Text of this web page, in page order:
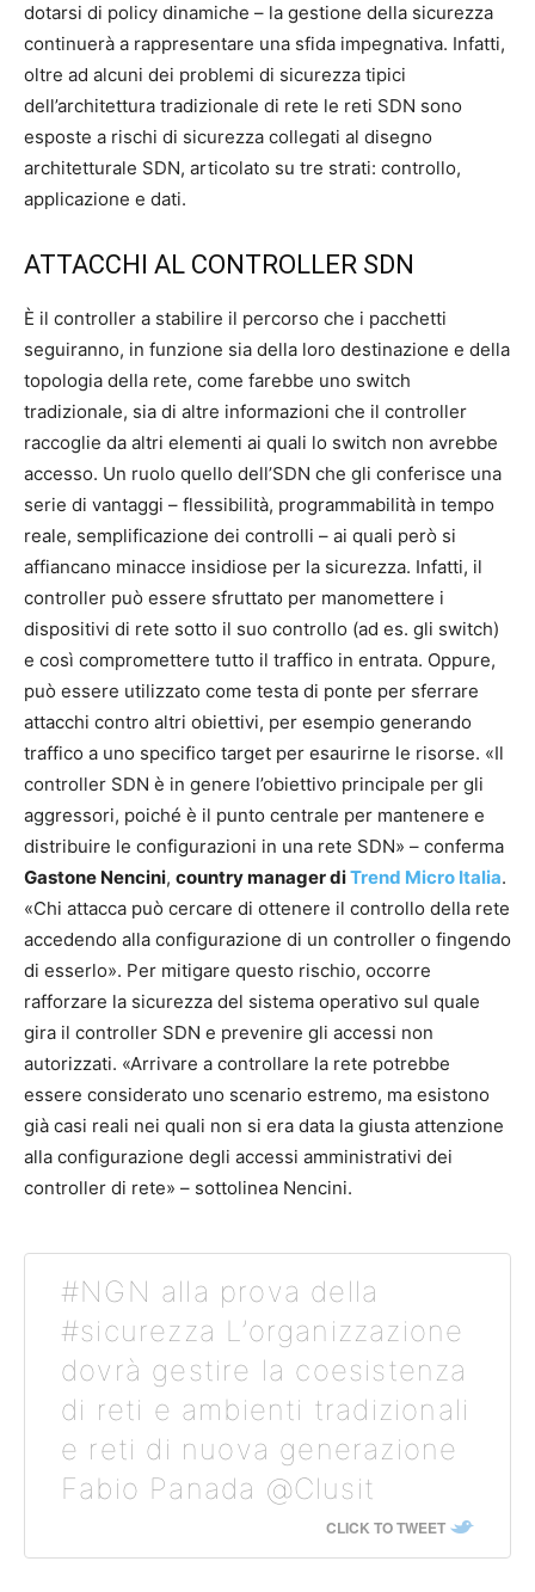
dotarsi di policy dinamiche – la gestione della sicurezza
continuerà a rappresentare una sfida impegnativa. Infatti,
oltre ad alcuni dei problemi di sicurezza tipici
dell’architettura tradizionale di rete le reti SDN sono
esposte a rischi di sicurezza collegati al disegno
architetturale SDN, articolato su tre strati: controllo,
applicazione e dati.
ATTACCHI AL CONTROLLER SDN
È il controller a stabilire il percorso che i pacchetti
seguiranno, in funzione sia della loro destinazione e della
topologia della rete, come farebbe uno switch
tradizionale, sia di altre informazioni che il controller
raccoglie da altri elementi ai quali lo switch non avrebbe
accesso. Un ruolo quello dell’SDN che gli conferisce una
serie di vantaggi – flessibilità, programmabilità in tempo
reale, semplificazione dei controlli – ai quali però si
affiancano minacce insidiose per la sicurezza. Infatti, il
controller può essere sfruttato per manomettere i
dispositivi di rete sotto il suo controllo (ad es. gli switch)
e così compromettere tutto il traffico in entrata. Oppure,
può essere utilizzato come testa di ponte per sferrare
attacchi contro altri obiettivi, per esempio generando
traffico a uno specifico target per esaurirne le risorse. «Il
controller SDN è in genere l’obiettivo principale per gli
aggressori, poiché è il punto centrale per mantenere e
distribuire le configurazioni in una rete SDN» – conferma
Gastone Nencini, country manager diTrend Micro Italia.
«Chi attacca può cercare di ottenere il controllo della rete
accedendo alla configurazione di un controller o fingendo
di esserlo». Per mitigare questo rischio, occorre
rafforzare la sicurezza del sistema operativo sul quale
gira il controller SDN e prevenire gli accessi non
autorizzati. «Arrivare a controllare la rete potrebbe
essere considerato uno scenario estremo, ma esistono
già casi reali nei quali non si era data la giusta attenzione
alla configurazione degli accessi amministrativi dei
controller di rete» – sottolinea Nencini.
#NGN alla prova della
#sicurezza L’organizzazione
dovrà gestire la coesistenza
di reti e ambienti tradizionali
e reti di nuova generazione
Fabio Panada @Clusit
CLICK TO TWEET